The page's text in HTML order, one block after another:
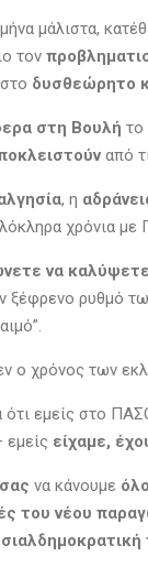
μάλιστα,
τον
δυσθεώρητο
στη Βουλή το
από
, η
χρόνια
να
ξέφρενο ρυθμό
ο χρόνος των
ότι εμείς στο
εμείς είχαμε,
να κάνουμε
του νέου